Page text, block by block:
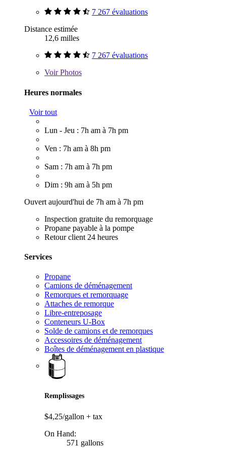
7 267 évaluations
Distance estimée
12,6 milles
7 267 évaluations
VoirPhotos
Heures normales
Voir tout
Lun - Jeu : 7h am à 7h pm
Ven : 7h am à 8h pm
Sam : 7h am à 7h pm
Dim : 9h am à 5h pm
Ouvert aujourd'hui de 7h am à 7h pm
Inspection gratuite du remorquage
Propane payable à la pompe
Retour client 24 heures
Services
Propane
Camions de déménagement
Remorques et remorquage
Attaches de remorque
Libre-entreposage
Conteneurs U-Box
Solde de camions et de remorques
Accessoires de déménagement
Boîtes de déménagement en plastique
Remplissages
$4,25/gallon + tax
On Hand:
571 gallons